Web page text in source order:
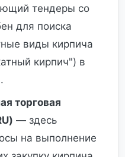
тендеры со
для поиска
виды кирпича
кирпич") в
торговая
— здесь
на выполнение